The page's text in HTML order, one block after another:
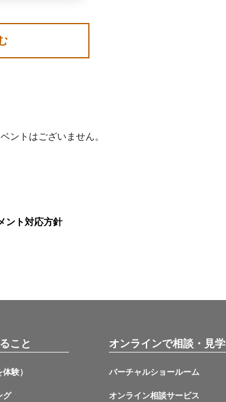
ントはございません。
ント対応方針
こと
験）
グ
オンラインで相談・見学
バーチャルショールーム
オンライン相談サービス